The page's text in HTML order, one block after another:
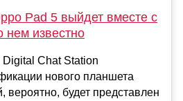
Pad 5 выйдет вместе с
нем известно
Digital Chat Station
нового планшета
вероятно, будет представлен